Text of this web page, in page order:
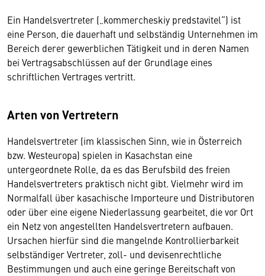
Ein Handelsvertreter („kommercheskiy predstavitel“) ist
eine Person, die dauerhaft und selbständig Unternehmen im
Bereich derer gewerblichen Tätigkeit und in deren Namen
bei Vertragsabschlüssen auf der Grundlage eines
schriftlichen Vertrages vertritt.
Arten von Vertretern
Handelsvertreter (im klassischen Sinn, wie in Österreich
bzw. Westeuropa) spielen in Kasachstan eine
untergeordnete Rolle, da es das Berufsbild des freien
Handelsvertreters praktisch nicht gibt. Vielmehr wird im
Normalfall über kasachische Importeure und Distributoren
oder über eine eigene Niederlassung gearbeitet, die vor Ort
ein Netz von angestellten Handelsvertretern aufbauen.
Ursachen hierfür sind die mangelnde Kontrollierbarkeit
selbständiger Vertreter, zoll- und devisenrechtliche
Bestimmungen und auch eine geringe Bereitschaft von